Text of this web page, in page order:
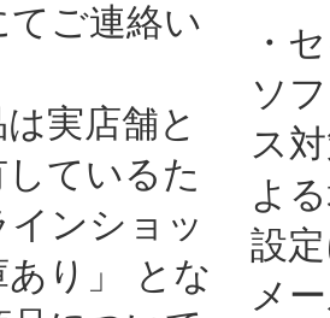
てご連絡い
実店舗と
ているた
ンショッ
り」 とな
・
ソ
ス
よ
設
メ